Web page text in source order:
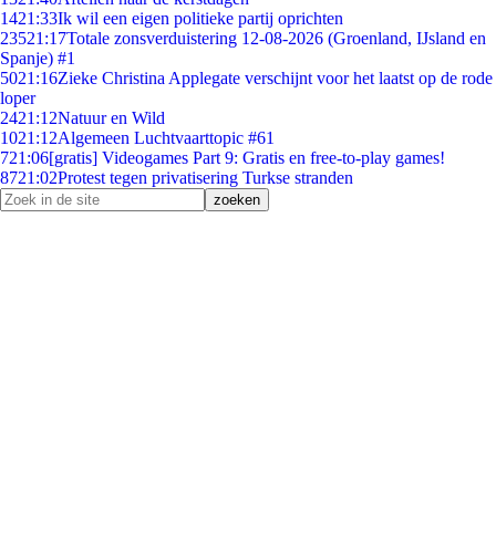
1421:33Ik wil een eigen politieke partij oprichten
23521:17Totale zonsverduistering 12-08-2026 (Groenland, IJsland en
Spanje) #1
5021:16Zieke Christina Applegate verschijnt voor het laatst op de rode
loper
2421:12Natuur en Wild
1021:12Algemeen Luchtvaarttopic #61
721:06[gratis] Videogames Part 9: Gratis en free-to-play games!
8721:02Protest tegen privatisering Turkse stranden